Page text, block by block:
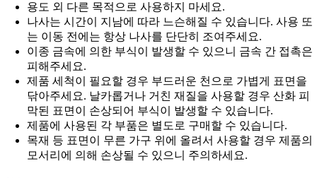
용도 외 다른 목적으로 사용하지 마세요.
나사는 시간이 지남에 따라 느슨해질 수 있습니다. 사용 또
는 이동 전에는 항상 나사를 단단히 조여주세요.
이종 금속에 의한 부식이 발생할 수 있으니 금속 간 접촉은
피해주세요.
제품 세척이 필요할 경우 부드러운 천으로 가볍게 표면을
닦아주세요. 날카롭거나 거친 재질을 사용할 경우 산화 피
막된 표면이 손상되어 부식이 발생할 수 있습니다.
제품에 사용된 각 부품은 별도로 구매할 수 있습니다.
목재 등 표면이 무른 가구 위에 올려서 사용할 경우 제품의
모서리에 의해 손상될 수 있으니 주의하세요.